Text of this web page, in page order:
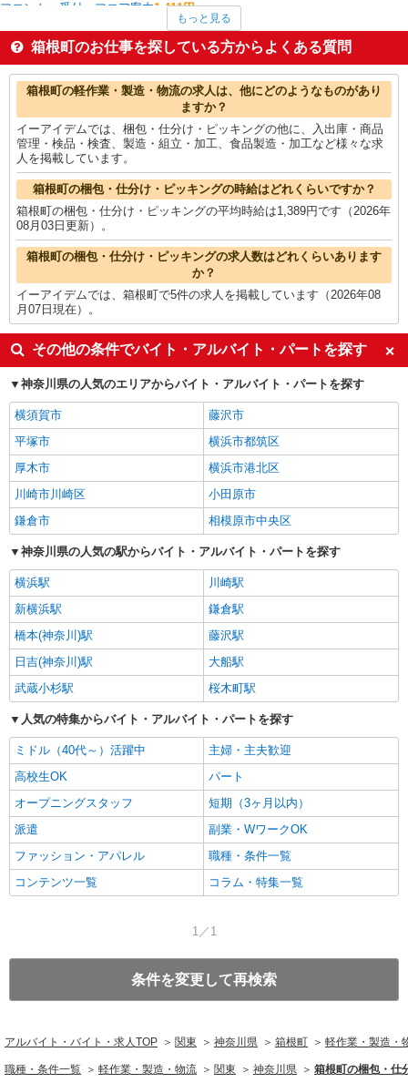
フロント・受付・フロア案内1,411円
保育士・保育補助1,400円
梱包・仕分け・ピッキング1,389円
送迎ドライバー1,350円
箱根町の他の職種の平均時給を見る
もっと見る
箱根町のお仕事を探している方からよくある質問
箱根町の軽作業・製造・物流の求人は、他にどのようなものがあり
ますか？
イーアイデムでは、梱包・仕分け・ピッキングの他に、入出庫・商品
管理・検品・検査、製造・組立・加工、食品製造・加工など様々な求
人を掲載しています。
箱根町の梱包・仕分け・ピッキングの時給はどれくらいですか？
箱根町の梱包・仕分け・ピッキングの平均時給は1,389円です（2026年
08月03日更新）。
箱根町の梱包・仕分け・ピッキングの求人数はどれくらいあります
か？
イーアイデムでは、箱根町で5件の求人を掲載しています（2026年08
月07日現在）。
その他の条件でバイト・アルバイト・パートを探す
神奈川県の人気のエリアからバイト・アルバイト・パートを探す
横須賀市
藤沢市
平塚市
横浜市都筑区
厚木市
横浜市港北区
川崎市川崎区
小田原市
鎌倉市
相模原市中央区
神奈川県の人気の駅からバイト・アルバイト・パートを探す
横浜駅
川崎駅
新横浜駅
鎌倉駅
橋本(神奈川)駅
藤沢駅
日吉(神奈川)駅
大船駅
武蔵小杉駅
桜木町駅
人気の特集からバイト・アルバイト・パートを探す
ミドル（40代～）活躍中
主婦・主夫歓迎
高校生OK
パート
オープニングスタッフ
短期（3ヶ月以内）
派遣
副業・WワークOK
ファッション・アパレル
職種・条件一覧
コンテンツ一覧
コラム・特集一覧
1／1
条件を変更して再検索
アルバイト・バイト・求人TOP 関東 神奈川県 箱根町 軽作業・製造・
職種・条件一覧 軽作業・製造・物流 関東 神奈川県 箱根町の梱包・仕